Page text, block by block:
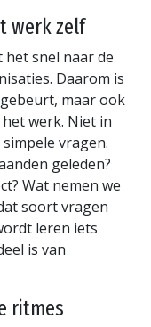
werk zelf
snel naar de
Daarom is
maar ook
werk. Niet in
vragen.
geleden?
Wat nemen we
soort vragen
leren iets
is van
ritmes